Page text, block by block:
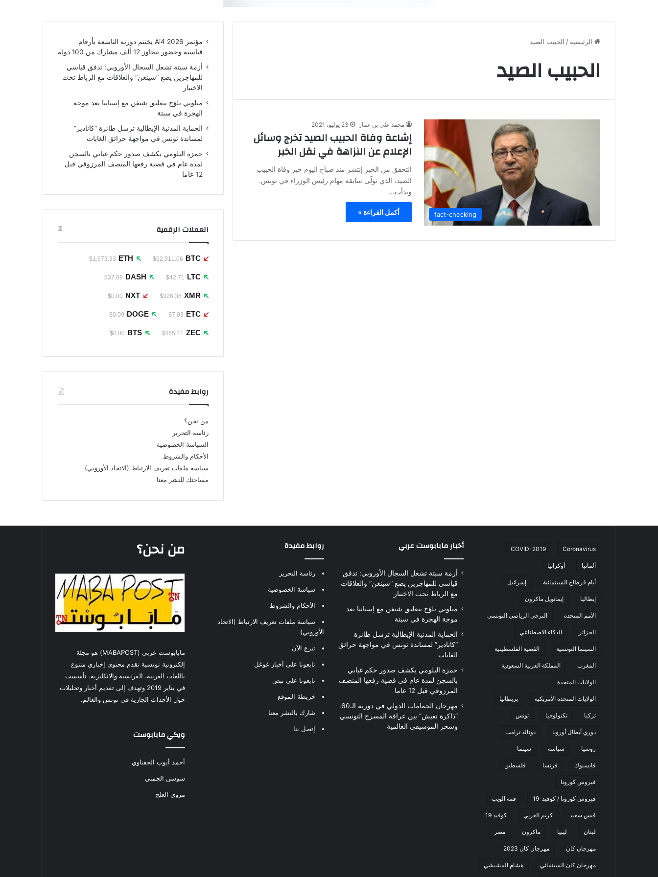
الرئيسية / الحبيب الصيد
الحبيب الصيد
fact-checking
محمد علي بن عمار 23 يوليو، 2021
إشاعة وفاة الحبيب الصيد تخرج وسائل
الإعلام عن النزاهة في نقل الخبر
التحقق من الخبر إنتشر منذ صباح اليوم خبر وفاة الحبيب
الصيد، الذي تولّى سابقة مهام رئيس الوزراء في تونس.
وبدأت…
أكمل القراءة »
مؤتمر Ai4 2026 يختتم دورته التاسعة بأرقام
قياسية وحضور يتجاوز 12 ألف مشارك من 100 دولة
أزمة سبتة تشعل السجال الأوروبي: تدفق قياسي
للمهاجرين يضع “شينغن” والعلاقات مع الرباط تحت
الاختبار
ميلوني تلوّح بتعليق شنغن مع إسبانيا بعد موجة
الهجرة في سبتة
الحماية المدنية الإيطالية ترسل طائرة “كانادير”
لمساندة تونس في مواجهة حرائق الغابات
حمزة البلومي يكشف صدور حكم غيابي بالسجن
لمدة عام في قضية رفعها المنصف المرزوقي قبل
12 عاما
العملات الرقمية
BTC
$62,911.06
ETH
$1,673.33
LTC
$42.71
DASH
$37.08
XMR
$326.36
NXT
$0.00
ETC
$7.03
DOGE
$0.09
ZEC
$465.41
BTS
$0.00
روابط مفيدة
من نحن؟
رئاسة التحرير
السياسة الخصوصية
الأحكام والشروط
سياسة ملفات تعريف الارتباط (الاتحاد الأوروبي)
مساحتك للنشر معنا
Coronavirus
COVID-2019
ألمانيا أوكرانيا
أيام قرطاج السينمائية إسرائيل
إيطاليا إيمانويل ماكرون
الأمم المتحدة الترجي الرياضي التونسي
الجزائر الذكاء الاصطناعي
السينما التونسية القضية الفلسطينية
المغرب المملكة العربية السعودية
الولايات المتحدة
الولايات المتحدة الأمريكية بريطانيا
تركيا تكنولوجيا تونس
دوري أبطال أوروبا دونالد ترامب
روسيا سياسة سينما
فايسبوك فرنسا فلسطين
فيروس كورونا
فيروس كورونا / كوفيد-19 قمة الويب
قيس سعيد كريم الغربي كوفيد 19
لبنان ليبيا ماكرون مصر
مهرجان كان مهرجان كان 2023
مهرجان كان السينمائي هشام المشيشي
أخبار مابابوست عربي
أزمة سبتة تشعل السجال الأوروبي: تدفق
قياسي للمهاجرين يضع “شينغن” والعلاقات
مع الرباط تحت الاختبار
ميلوني تلوّح بتعليق شنغن مع إسبانيا بعد
موجة الهجرة في سبتة
الحماية المدنية الإيطالية ترسل طائرة
“كانادير” لمساندة تونس في مواجهة حرائق
الغابات
حمزة البلومي يكشف صدور حكم غيابي
بالسجن لمدة عام في قضية رفعها المنصف
المرزوقي قبل 12 عاما
مهرجان الحمامات الدولي في دورته الـ60:
“ذاكرة تعيش” بين عراقة المسرح التونسي
وسحر الموسيقى العالمية
روابط مفيدة
رئاسة التحرير
سياسة الخصوصية
الأحكام والشروط
سياسة ملفات تعريف الارتباط (الاتحاد
الأوروبي)
تبرع الآن
تابعونا على أخبار غوغل
تابعونا على نبض
خريطة الموقع
شارك بالنشر معنا
إتصل بنا
من نحن؟
مابابوست عربي (MABAPOST) هو مجلة
إلكترونية تونسية تقدم محتوى إخباري متنوع
باللغات العربية، الفرنسية والانكليزية. تأسست
في يناير 2019 وتهدف إلى تقديم أخبار وتحليلات
حول الأحداث الجارية في تونس والعالم.
ويكي مابابوست
أحمد أيوب الحفناوي
سوسن الجمني
مروى العلج